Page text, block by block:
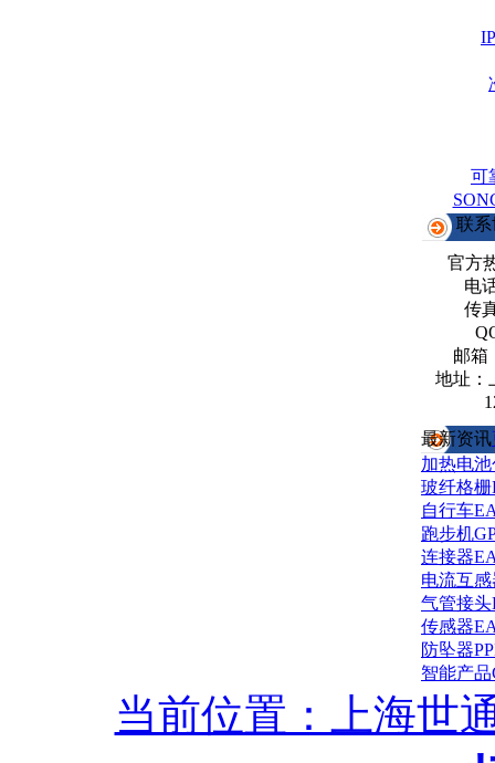
可
联
官方
电
传
邮箱
地址：
最新资讯
加热电
玻纤格
自行车
跑步机
连接器
电流互
气管接
传感器
防坠器
智能产
当前位置：上海世